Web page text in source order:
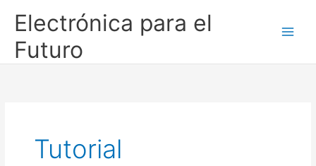
Electrónica para el
Futuro
Tutorial